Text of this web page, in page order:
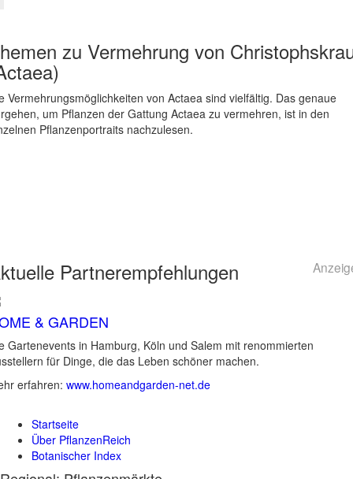
zu Vermehrung von
Vermehrungsmöglichkeiten von Actaea sind vielfältig. Das genaue
um Pflanzen der Gattung Actaea zu vermehren, ist in den
Pflanzenportraits nachzulesen.
Partnerempfehlungen
& GARDEN
Gartenevents in Hamburg, Köln und Salem mit renommierten
für Dinge, die das Leben schöner machen.
erfahren: www.homeandgarden-net.de
Startseite
Über PflanzenReich
Botanischer Index